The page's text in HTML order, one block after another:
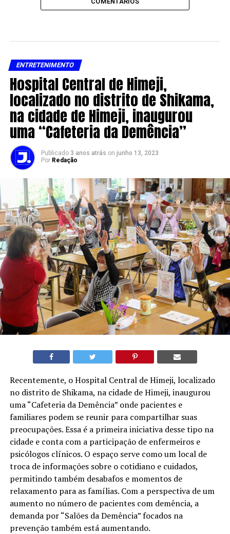
ENTRETENIMENTO
Hospital Central de Himeji,
localizado no distrito de Shikama,
na cidade de Himeji, inaugurou
uma “Cafeteria da Demência”
Publicado 3 anos atrás on junho 13, 2023
Por Redação
Recentemente, o Hospital Central de Himeji, localizado
no distrito de Shikama, na cidade de Himeji, inaugurou
uma “Cafeteria da Demência” onde pacientes e
familiares podem se reunir para compartilhar suas
preocupações. Essa é a primeira iniciativa desse tipo na
cidade e conta com a participação de enfermeiros e
psicólogos clínicos. O espaço serve como um local de
troca de informações sobre o cotidiano e cuidados,
permitindo também desabafos e momentos de
relaxamento para as famílias. Com a perspectiva de um
aumento no número de pacientes com demência, a
demanda por “Salões da Demência” focados na
prevenção também está aumentando.